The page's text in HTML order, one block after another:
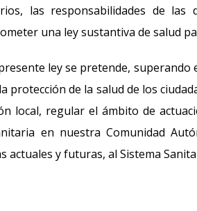
las responsabilidades de las
una ley sustantiva de salud
ley se pretende,
protección de la salud de los
local, regular el ámbito de
en nuestra Comunidad
actuales y futuras, al Sistema